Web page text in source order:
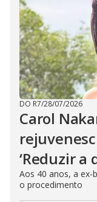
DO R7/28/07/2026
Carol
‘Reduzir a
Aos 40 anos, a ex-
o procedimento